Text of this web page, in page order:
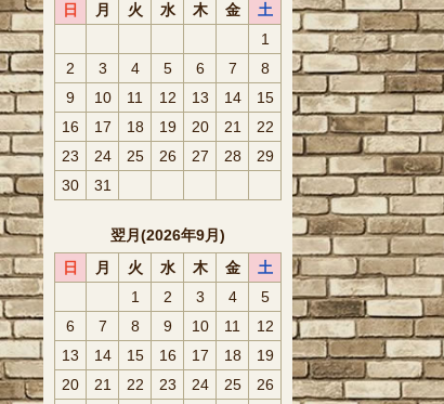
日
月 火 水 木 金
土
1
2
3 4 5 6 7
8
9
10 11 12 13 14
15
16
17 18 19 20 21
22
23
24 25 26 27 28
29
30
31
翌月(2026年9月)
日
月 火 水 木 金
土
1
2 3 4
5
6
7 8 9 10 11
12
13
14 15 16 17 18
19
20
21 22 23 24 25
26